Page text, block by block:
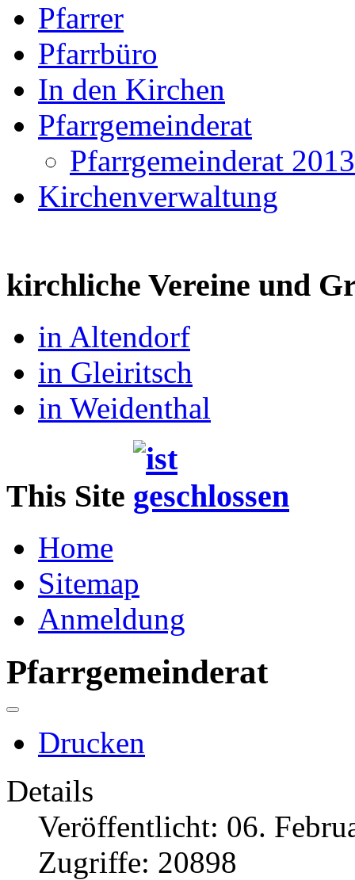
Pfarrer
Pfarrbüro
In den Kirchen
Pfarrgemeinderat
Pfarrgemeinderat
Kirchenverwaltung
kirchliche Vereine und
in Altendorf
in Gleiritsch
in Weidenthal
This Site
Home
Sitemap
Anmeldung
Pfarrgemeinderat
Drucken
Details
Veröffentlicht: 06.
Zugriffe: 20898